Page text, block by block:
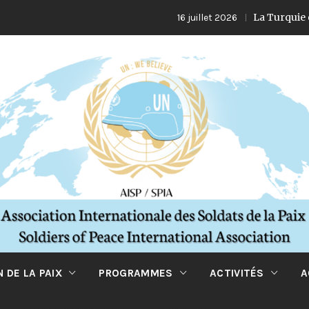
16 juillet 2026 La Turquie et ses
DE LA PAIX PROGRAMMES ACTIVITÉS